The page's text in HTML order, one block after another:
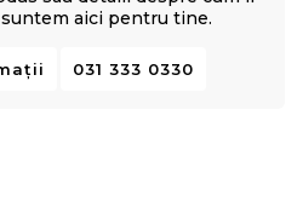
aici pentru tine.
031 333 0330